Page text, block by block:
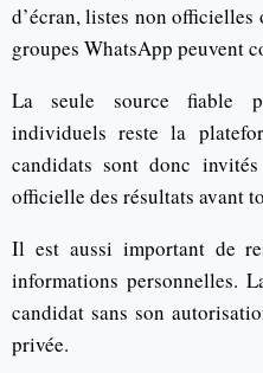
d’écran, listes non officielles
groupes WhatsApp peuvent
La seule source fiable
individuels reste la
candidats sont donc
officielle des résultats avant
Il est aussi important de
informations personnelles.
candidat sans son
privée.